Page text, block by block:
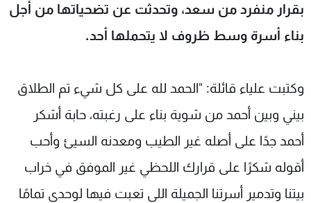
بقرار منفرد من سعد، وتحدثت عن تضحياتها من أجل
بناء أسرة وسط ظروف لا يتحملها أحد.
وكتبت علياء قائلة: "الحمد لله على كل شيء تم الطلاق
بيني وبين أحمد من شوية بناء على رغبته، حابة أشكر
أحمد جدًا على أصله غير الطيب ومعدنه السيئ وأحب
أقوله شكرًا على قرارك اللحظي غير الموفق في خراب
بيتنا وتدمير أسرتنا الجميلة اللي تعبت فيها لوحدي تمامًا